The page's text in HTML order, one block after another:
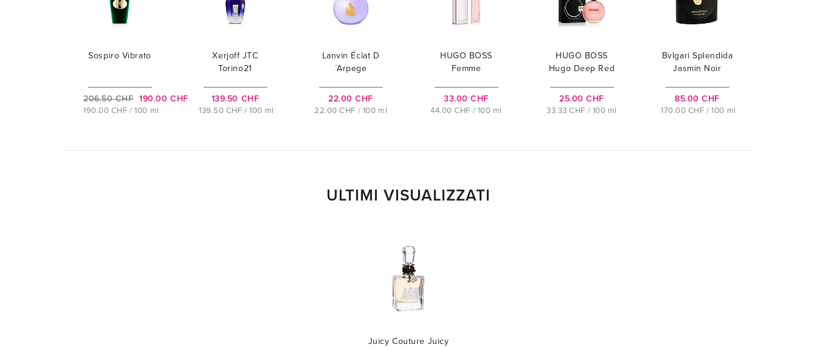
Sospiro Vibrato
206.50 CHF 190.00 CHF
190.00 CHF / 100 ml
Xerjoff JTC
Torino21
139.50 CHF
139.50 CHF / 100 ml
Lanvin Éclat D
´Arpege
22.00 CHF
22.00 CHF / 100 ml
HUGO BOSS
Femme
33.00 CHF
44.00 CHF / 100 ml
HUGO BOSS
Hugo Deep Red
25.00 CHF
33.33 CHF / 100 ml
Bvlgari Splendida
Jasmin Noir
85.00 CHF
170.00 CHF / 100 ml
ULTIMI VISUALIZZATI
Juicy Couture Juicy